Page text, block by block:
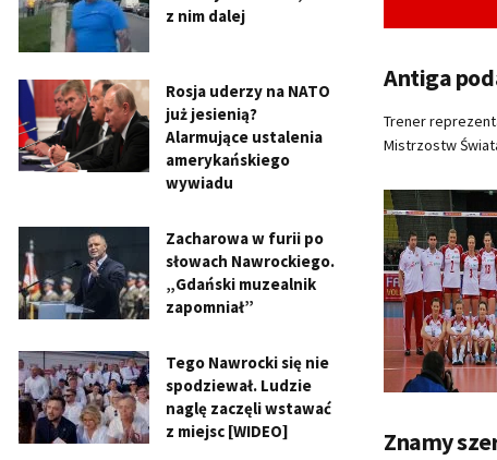
Antiga
Trener
Mistrzostw
Znamy
z nim dalej
Rosja uderzy na NATO
już jesienią?
Alarmujące ustalenia
amerykańskiego
wywiadu
Zacharowa w furii po
słowach Nawrockiego.
„Gdański muzealnik
zapomniał”
Tego Nawrocki się nie
spodziewał. Ludzie
naglę zaczęli wstawać
z miejsc [WIDEO]